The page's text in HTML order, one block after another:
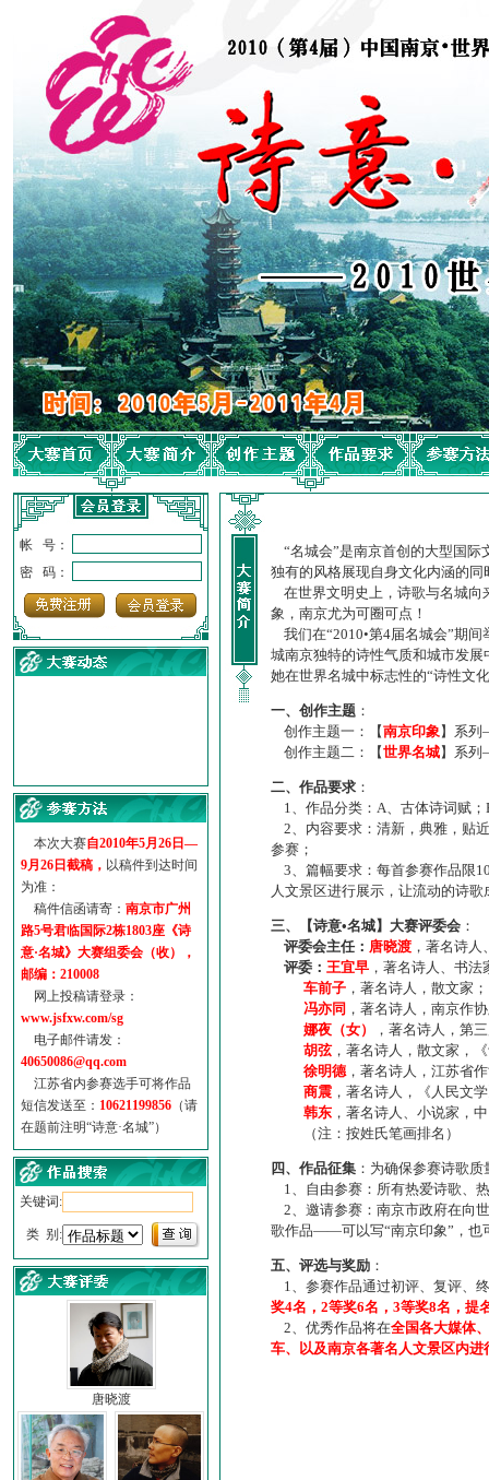
帐 号：
密 码：
·【诗意·名城】地铁展示作...
诗意名城·地铁时间
地铁完美呈现【诗意·名城...
参赛作品多达5000多首
“诗意·名城”晒诗会
特别通知--致广大诗词爱好...
本次大赛自2010年5月26日—
9月26日截稿， 以稿件到达时间
为准：
稿件信函请寄： 南京市广州
路5号君临国际2栋1803座《诗
意·名城》大赛组委会（收），
邮编：210008
网上投稿请登录：
www.jsfxw.com/sg
电子邮件请发：
40650086@qq.com
江苏省内参赛选手可将作品
短信发送至： 10621199856 （请
在题前注明“诗意·名城”）
关键词:
类 别:
唐晓渡
“名城会”是南京首创的大型国际
独有的风格展现自身文化内涵的
在世界文明史上，诗歌与名城向
象，南京尤为可圈可点！
我们在“2010•第4届名城会”期
城南京独特的诗性气质和城市发
她在世界名城中标志性的“诗性文
一、创作主题 ：
创作主题一：【南京印象】系
创作主题二：【世界名城】系
二、作品要求 ：
1、作品分类：A、古体诗词赋；
2、内容要求：清新，典雅，贴
参赛；
3、篇幅要求：每首参赛作品限
人文景区进行展示，让流动的诗
三、【诗意•名城】大赛评委会 ：
评委会主任： 唐晓渡 ，著名诗
评委： 王宜早 ，著名诗人、书
车前子 ，著名诗人，散文家；
冯亦同 ，著名诗人，南京作
娜夜（女）
，著名诗人，第
胡弦，著名诗人，散文家，
徐明德，著名诗人，江苏省
商震 ，著名诗人，《人民文
韩东 ，著名诗人、小说家，
（注：按姓氏笔画排名）
四、作品征集 ：为确保参赛诗歌
1、自由参赛：所有热爱诗歌、
2、邀请参赛：南京市政府在向
歌作品——可以写“南京印象”，也
五、评选与奖励 ：
1、参赛作品通过初评、复评、
奖4名，2等奖6名，3等奖8名，提
2、优秀作品将在全国各大媒体
车、以及南京各著名人文景区内进